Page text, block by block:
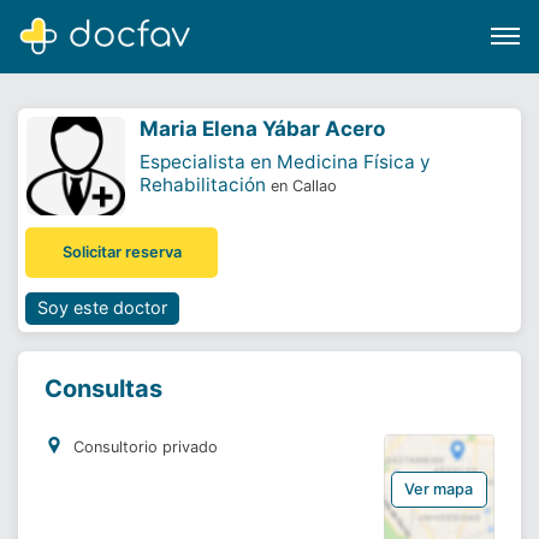
Software para clínicas
¿Eres un doctor?
Maria Elena Yábar Acero
Especialista en Medicina Física y
Rehabilitación en Callao
Solicitar reserva
Soy este doctor
Consultas
Consultorio privado
Ver mapa